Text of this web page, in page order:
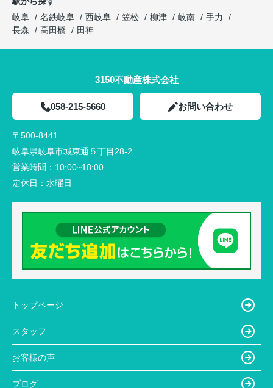
岐阜
名鉄岐阜 西岐阜 笠松 柳津 岐南
手力
長森
高田橋 田神
3150不動産株式会社
058-215-5660 お問い合わせ
〒500-8441
岐阜県岐阜市城東通５丁目28-2
営業時間： 10:00~18:00
定休日： 水曜日
トップページ
スタッフ
お客様の声
ブログ